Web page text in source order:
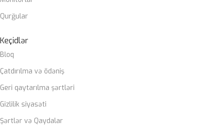
Qurğular
Keçidlər
Bloq
Çatdırılma və ödəniş
Geri qaytarılma şərtləri
Gizlilik siyasəti
Şərtlər və Qaydalar